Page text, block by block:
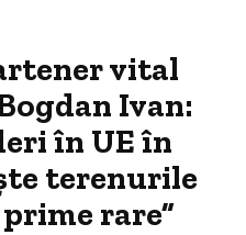
vital
Ivan:
în UE în
terenurile
rare”